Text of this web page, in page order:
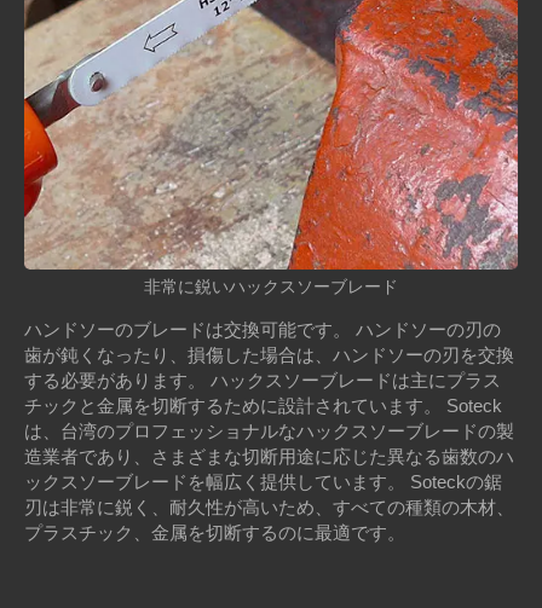
非常に鋭いハックスソーブレード
ハンドソーのブレードは交換可能です。 ハンドソーの刃の
歯が鈍くなったり、損傷した場合は、ハンドソーの刃を交換
する必要があります。 ハックスソーブレードは主にプラス
チックと金属を切断するために設計されています。 Soteck
は、台湾のプロフェッショナルなハックスソーブレードの製
造業者であり、さまざまな切断用途に応じた異なる歯数のハ
ックスソーブレードを幅広く提供しています。 Soteckの鋸
刃は非常に鋭く、耐久性が高いため、すべての種類の木材、
プラスチック、金属を切断するのに最適です。